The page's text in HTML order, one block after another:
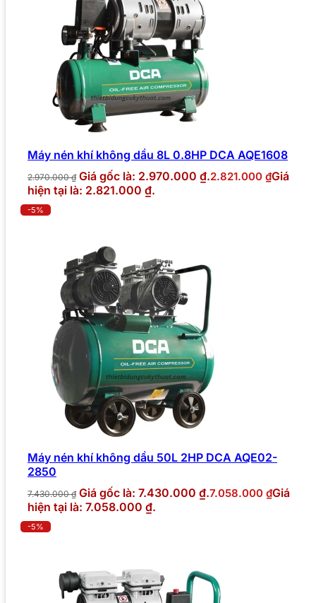
Máy nén khí không dầu 8L 0.8HP DCA AQE1608
2.970.000₫ Giá gốc là: 2.970.000 ₫.2.821.000 ₫Giá
hiện tại là: 2.821.000 ₫.
-5%
Máy nén khí không dầu 50L 2HP DCA AQE02-
2850
7.430.000₫ Giá gốc là: 7.430.000 ₫.7.058.000 ₫Giá
hiện tại là: 7.058.000 ₫.
-5%